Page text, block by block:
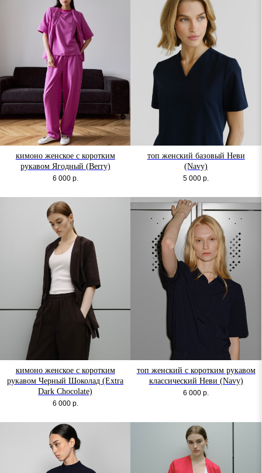
кимоно женское с коротким
рукавом Ягодный (Berry)
6 000 р.
топ женский базовый Неви
(Navy)
5 000 р.
кимоно женское с коротким
рукавом Черный Шоколад (Extra
Dark Chocolate)
6 000 р.
топ женский с коротким рукавом
классический Неви (Navy)
6 000 р.